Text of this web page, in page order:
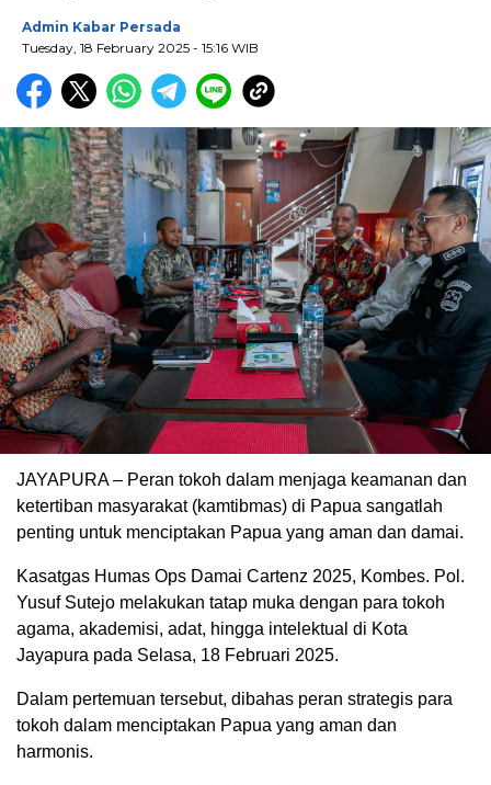
Admin Kabar Persada
Tuesday, 18 February 2025 - 15:16 WIB
JAYAPURA – Peran tokoh dalam menjaga keamanan dan
ketertiban masyarakat (kamtibmas) di Papua sangatlah
penting untuk menciptakan Papua yang aman dan damai.
Kasatgas Humas Ops Damai Cartenz 2025, Kombes. Pol.
Yusuf Sutejo melakukan tatap muka dengan para tokoh
agama, akademisi, adat, hingga intelektual di Kota
Jayapura pada Selasa, 18 Februari 2025.
Dalam pertemuan tersebut, dibahas peran strategis para
tokoh dalam menciptakan Papua yang aman dan
harmonis.